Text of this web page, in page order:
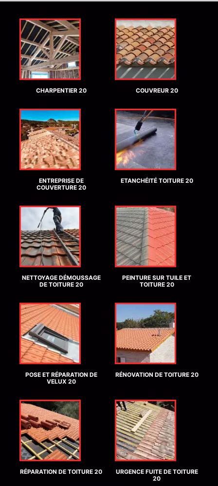
CHARPENTIER 20 COUVREUR 20
ENTREPRISE DE
COUVERTURE 20
ETANCHÉITÉ TOITURE 20
NETTOYAGE DÉMOUSSAGE
DE TOITURE 20
PEINTURE SUR TUILE ET
TOITURE 20
POSE ET RÉPARATION DE
VELUX 20
RÉNOVATION DE TOITURE 20
RÉPARATION DE TOITURE 20
URGENCE FUITE DE TOITURE
20